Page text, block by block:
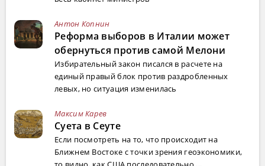
Антон Копнин
Реформа выборов в Италии может
обернуться против самой Мелони
Избирательный закон писался в расчете на
единый правый блок против раздробленных
левых, но ситуация изменилась
Максим Карев
Суета в Сеуте
Если посмотреть на то, что происходит на
Ближнем Востоке с точки зрения геоэкономики,